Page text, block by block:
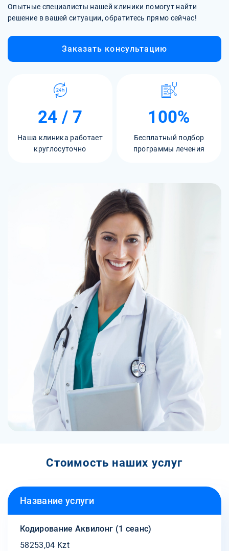
Опытные специалисты нашей клиники помогут найти
решение в вашей ситуации, обратитесь прямо сейчас!
Заказать консультацию
24 / 7
Наша клиника работает
круглосуточно
100%
Бесплатный подбор
программы лечения
Стоимость наших услуг
Название услуги
Кодирование Аквилонг (1 сеанс)
58253,04 Kzt